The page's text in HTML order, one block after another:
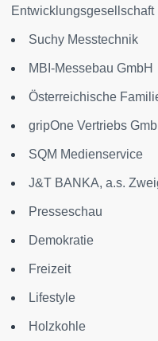
Entwicklungsgesellschaft
Suchy Messtechnik
MBI-Messebau GmbH
Österreichische
gripOne Vertriebs
SQM Medienservice
J&T BANKA, a.s.
Presseschau
Demokratie
Freizeit
Lifestyle
Holzkohle